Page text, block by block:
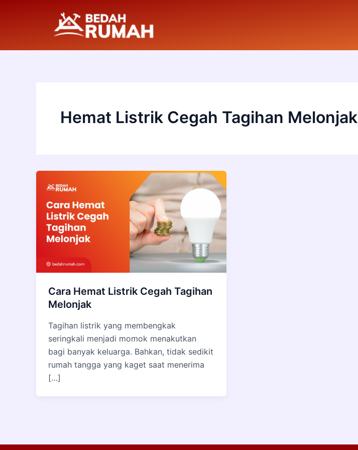
Hemat Listrik Cegah Tagihan Melonjak
Cara Hemat Listrik Cegah Tagihan
Melonjak
Tagihan listrik yang membengkak
seringkali menjadi momok menakutkan
bagi banyak keluarga. Bahkan, tidak sedikit
rumah tangga yang kaget saat menerima
[…]